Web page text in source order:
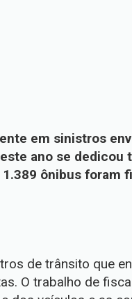
em sinistros
ano se dedicou
ônibus foram
de trânsito que
O trabalho de